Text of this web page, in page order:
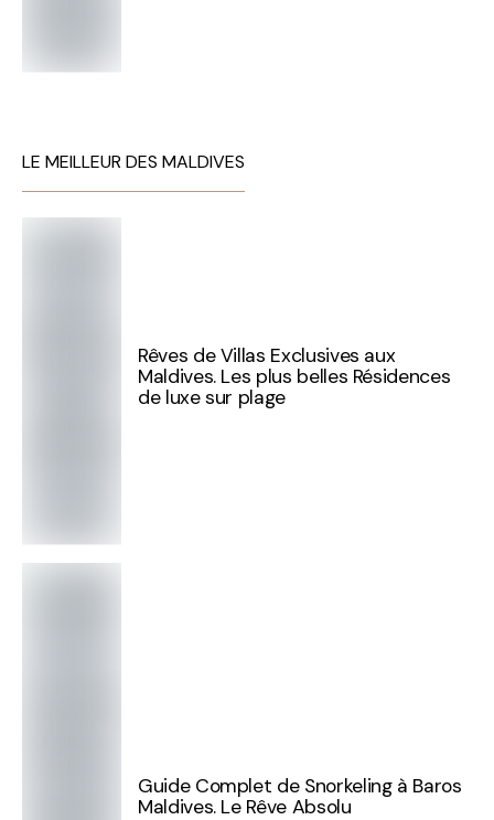
LE MEILLEUR DES MALDIVES
Rêves de Villas Exclusives aux
Maldives. Les plus belles Résidences
de luxe sur plage
Guide Complet de Snorkeling à Baros
Maldives. Le Rêve Absolu